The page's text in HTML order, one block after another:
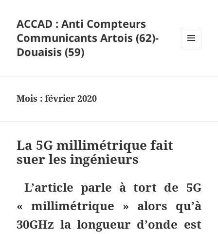
ACCAD : Anti Compteurs
Communicants Artois (62)-
Douaisis (59)
Mois :février 2020
La 5G millimétrique fait
suer les ingénieurs
L’article parle à tort de 5G
« millimétrique » alors qu’à
30GHz la longueur d’onde est